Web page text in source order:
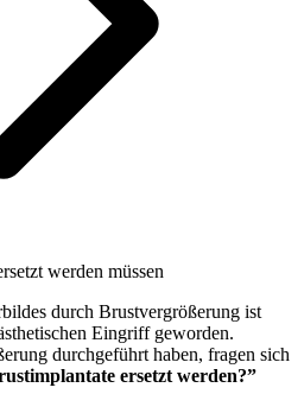
werden müssen
durch Brustvergrößerung ist
Eingriff geworden.
durchgeführt haben, fragen sich
ersetzt werden?”